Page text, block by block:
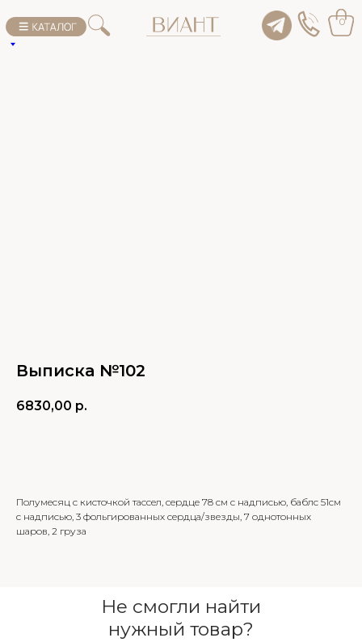
0
Выписка №102
6830,00 р.
Полумесяц с кисточкой тассел, сердце 78 см с надписью, баблс 51см
с надписью, 3 фольгированных сердца/звезды, 7 однотонных
шаров, 2 груза
Не смогли найти
нужный товар?